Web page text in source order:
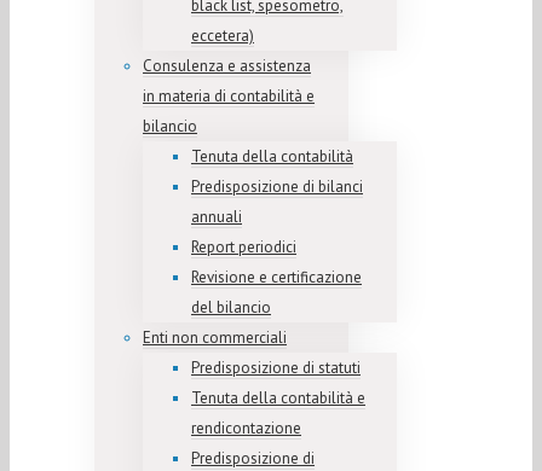
black list, spesometro,
eccetera)
Consulenza e assistenza
in materia di contabilità e
bilancio
Tenuta della contabilità
Predisposizione di bilanci
annuali
Report periodici
Revisione e certificazione
del bilancio
Enti non commerciali
Predisposizione di statuti
Tenuta della contabilità e
rendicontazione
Predisposizione di